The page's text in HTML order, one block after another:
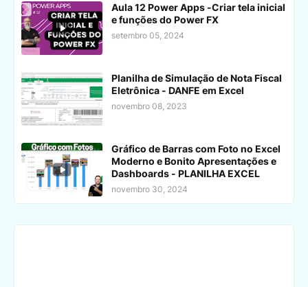
Aula 12 Power Apps -Criar tela inicial
e funções do Power FX
setembro 05, 2024
Planilha de Simulação de Nota Fiscal
Eletrônica - DANFE em Excel
novembro 08, 2023
Gráfico de Barras com Foto no Excel
Moderno e Bonito Apresentações e
Dashboards - PLANILHA EXCEL
novembro 30, 2024